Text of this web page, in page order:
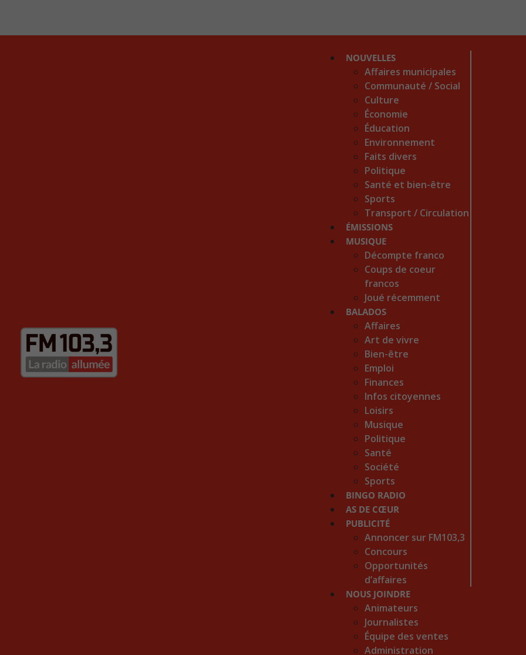
NOUVELLES
Affaires municipales
Communauté / Social
Culture
Économie
Éducation
Environnement
Faits divers
Politique
Santé et bien-être
Sports
Transport / Circulation
ÉMISSIONS
MUSIQUE
Décompte franco
Coups de coeur
francos
Joué récemment
BALADOS
Affaires
Art de vivre
Bien-être
Emploi
Finances
Infos citoyennes
Loisirs
Musique
Politique
Santé
Société
Sports
BINGO RADIO
AS DE CŒUR
PUBLICITÉ
Annoncer sur FM103,3
Concours
Opportunités
d’affaires
NOUS JOINDRE
Animateurs
Journalistes
Équipe des ventes
Administration